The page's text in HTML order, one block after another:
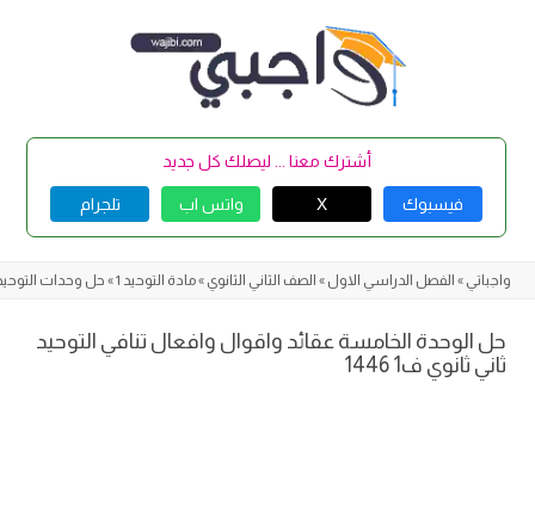
أشترك معنا ... ليصلك كل جديد
فيسبوك X واتس اب تلجرام
واجباتي » الفصل الدراسي الاول » الصف الثاني الثانوي »مادة التوحيد 1 » حل وحدات التوحيد
حل الوحدة الخامسة عقائد واقوال وافعال تنافي التوحيد
ثاني ثانوي ف1 1446